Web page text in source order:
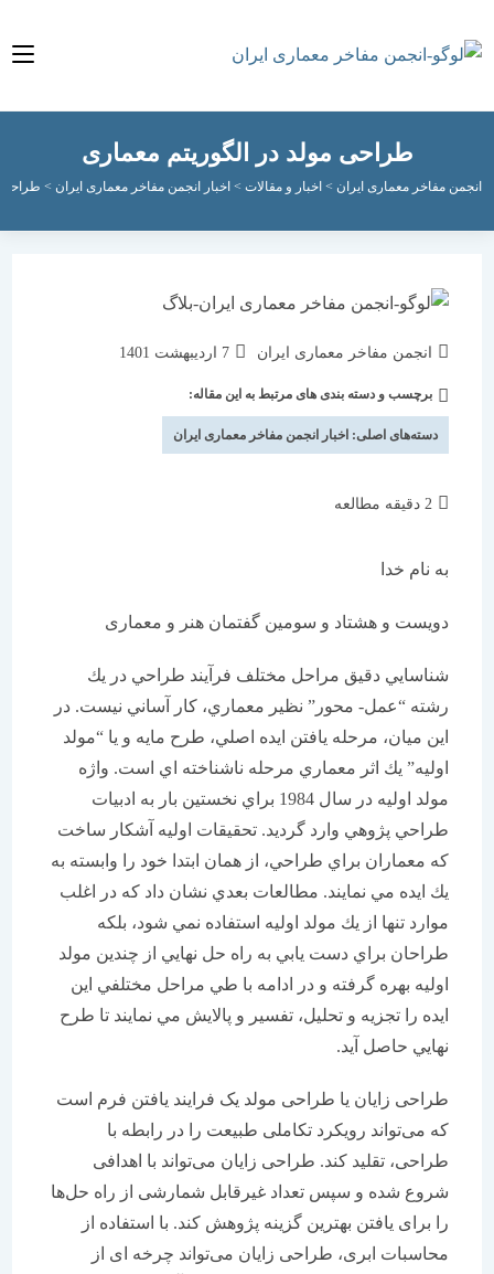
طراحی مولد در الگوریتم معماری
مفاخر معماری ایران > اخبار و مقالات>اخبار انجمن مفاخر معماری ایران > طراحی مولد
انجمن مفاخر معماری ایران
نوشته
شده
است:
7 اردیبهشت 1401
برچسب و دسته بندی های مرتبط به این مقاله:
دسته‌های اصلی:اخبار انجمن مفاخر معماری ایران
به نام خدا
دویست و هشتاد و سومین گفتمان هنر و معماری
شناسايي دقيق مراحل مختلف فرآيند طراحي در يك
رشته “عمل- محور” نظير معماري، كار آساني نيست. در
اين ميان، مرحله يافتن ايده اصلي، طرح مايه و يا “مولد
اوليه” يك اثر معماري مرحله ناشناخته اي است. واژه
مولد اوليه در سال 1984 براي نخستين بار به ادبيات
طراحي پژوهي وارد گرديد. تحقيقات اوليه آشكار ساخت
كه معماران براي طراحي، از همان ابتدا خود را وابسته به
يك ايده مي نمايند. مطالعات بعدي نشان داد كه در اغلب
موارد تنها از يك مولد اوليه استفاده نمي شود، بلكه
طراحان براي دست يابي به راه حل نهايي از چندين مولد
اوليه بهره گرفته و در ادامه با طي مراحل مختلفي اين
ايده را تجزيه و تحليل، تفسير و پالايش مي نمايند تا طرح
نهايي حاصل آيد.
طراحی زایان یا طراحی مولد یک فرایند یافتن فرم است
که می‌تواند رویکرد تکاملی طبیعت را در رابطه با
طراحی، تقلید کند. طراحی زایان می‌تواند با اهدافی
شروع شده و سپس تعداد غیرقابل شمارشی از راه حل‌ها
را برای یافتن بهترین گزینه پژوهش کند. با استفاده از
محاسبات ابری، طراحی زایان می‌تواند چرخه ای از